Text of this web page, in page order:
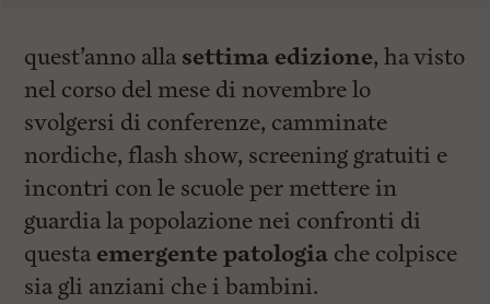
quest’anno alla settima edizione, ha visto
nel corso del mese di novembre lo
svolgersi di conferenze, camminate
nordiche, flash show, screening gratuiti e
incontri con le scuole per mettere in
guardia la popolazione nei confronti di
questa emergente patologia che colpisce
sia gli anziani che i bambini.